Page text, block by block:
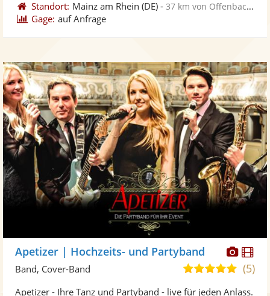
Standort: Mainz am Rhein (DE) -37 km von Offenbach am Main
Gage: auf Anfrage
Apetizer | Hochzeits- und Partyband
5,0(5)
Band, Cover-Band
Apetizer - Ihre Tanz und Partyband - live für jeden Anlass.